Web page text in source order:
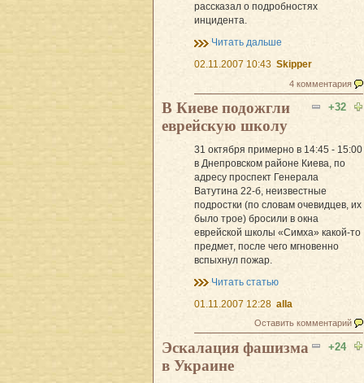
рассказал о подробностях
инцидента.
Читать дальше
02.11.2007 10:43 Skipper
4 комментария
+32
В Киеве подожгли
еврейскую школу
31 октября примерно в 14:45 - 15:00
в Днепровском районе Киева, по
адресу проспект Генерала
Ватутина 22-б, неизвестные
подростки (по словам очевидцев, их
было трое) бросили в окна
еврейской школы «Симха» какой-то
предмет, после чего мгновенно
вспыхнул пожар.
Читать статью
01.11.2007 12:28 alla
Оставить комментарий
+24
Эскалация фашизма
в Украине